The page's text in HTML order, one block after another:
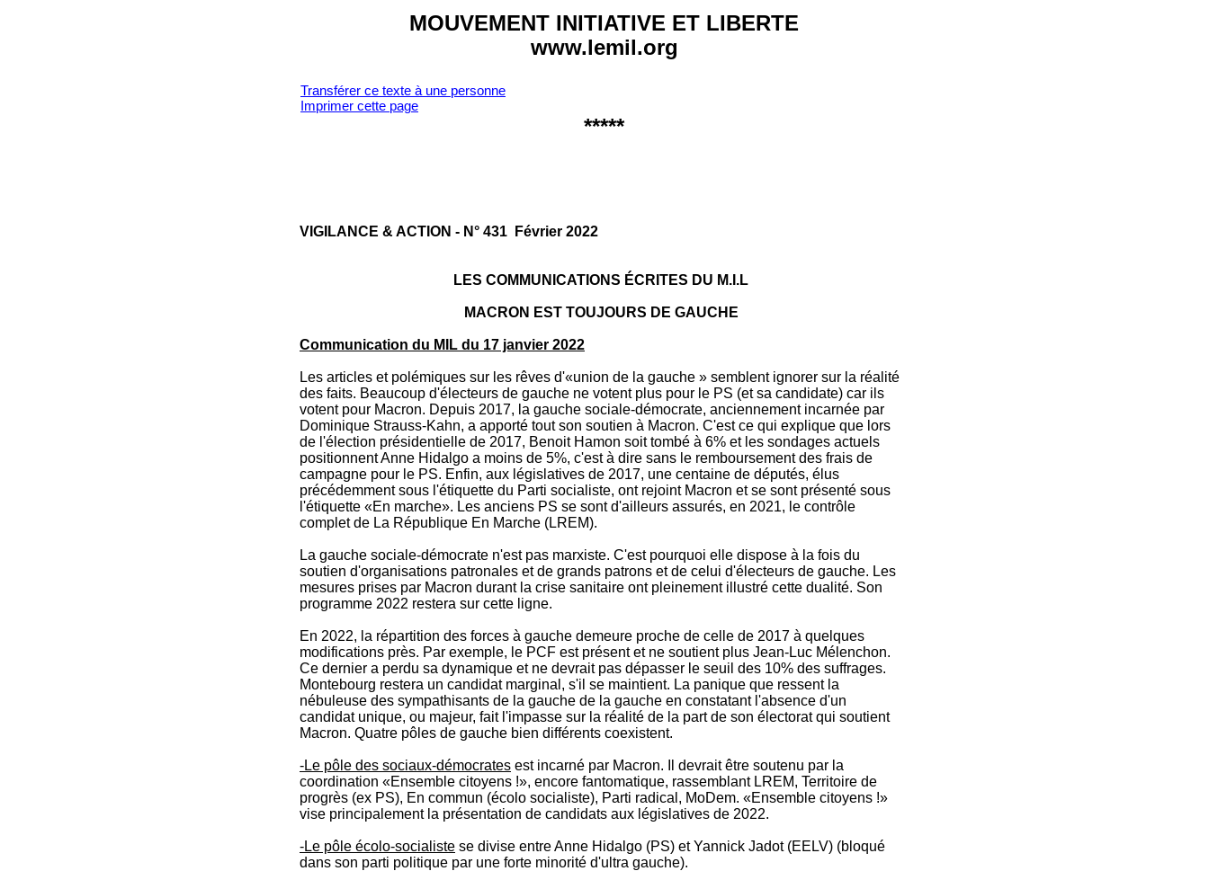
MOUVEMENT INITIATIVE ET LIBERTE
www.lemil.org
Transférer ce texte à une personne
Imprimer cette page
*****
VI­GILANCE & AC­TION - N° 431 Février 2022
LES COMMUNICATIONS ÉCRITES DU M.I.L
MACRON EST TOUJOURS DE GAUCHE
Communication du MIL du 17 janvier 2022
Les articles et polémiques sur les rêves d'«union de la gauche » semblent ignorer sur la réalité
des faits. Beaucoup d'électeurs de gauche ne votent plus pour le PS (et sa candidate) car ils
votent pour Macron. Depuis 2017, la gauche sociale-démocrate, anciennement incarnée par
Dominique Strauss-Kahn, a apporté tout son soutien à Macron. C'est ce qui explique que lors
de l'élection présidentielle de 2017, Benoit Hamon soit tombé à 6% et les sondages actuels
positionnent Anne Hidalgo a moins de 5%, c'est à dire sans le remboursement des frais de
campagne pour le PS. Enfin, aux législatives de 2017, une centaine de députés, élus
précédemment sous l'étiquette du Parti socialiste, ont rejoint Macron et se sont présenté sous
l'étiquette «En marche». Les anciens PS se sont d'ailleurs assurés, en 2021, le contrôle
complet de La République En Marche (LREM).
La gauche sociale-démocrate n'est pas marxiste. C'est pourquoi elle dispose à la fois du
soutien d'organisations patronales et de grands patrons et de celui d'électeurs de gauche. Les
mesures prises par Macron durant la crise sanitaire ont pleinement illustré cette dualité. Son
programme 2022 restera sur cette ligne.
En 2022, la répartition des forces à gauche demeure proche de celle de 2017 à quelques
modifications près. Par exemple, le PCF est présent et ne soutient plus Jean-Luc Mélenchon.
Ce dernier a perdu sa dynamique et ne devrait pas dépasser le seuil des 10% des suffrages.
Montebourg restera un candidat marginal, s'il se maintient. La panique que ressent la
nébuleuse des sympathisants de la gauche de la gauche en constatant l'absence d'un
candidat unique, ou majeur, fait l'impasse sur la réalité de la part de son électorat qui soutient
Macron. Quatre pôles de gauche bien différents coexistent.
-Le pôle des sociaux-démocrates est incarné par Macron. Il devrait être soutenu par la
coordination «Ensemble citoyens !», encore fantomatique, rassemblant LREM, Territoire de
progrès (ex PS), En commun (écolo socialiste), Parti radical, MoDem. «Ensemble citoyens !»
vise principalement la présentation de candidats aux législatives de 2022.
-Le pôle écolo-socialiste se divise entre Anne Hidalgo (PS) et Yannick Jadot (EELV) (bloqué
dans son parti politique par une forte minorité d'ultra gauche).